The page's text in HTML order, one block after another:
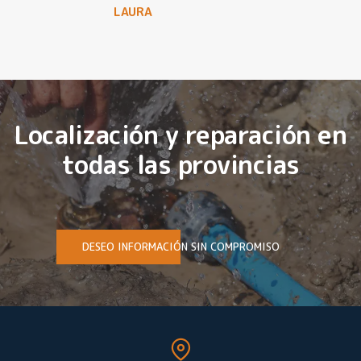
LAURA
Localización y reparación en
todas las provincias
DESEO INFORMACIÓN SIN COMPROMISO